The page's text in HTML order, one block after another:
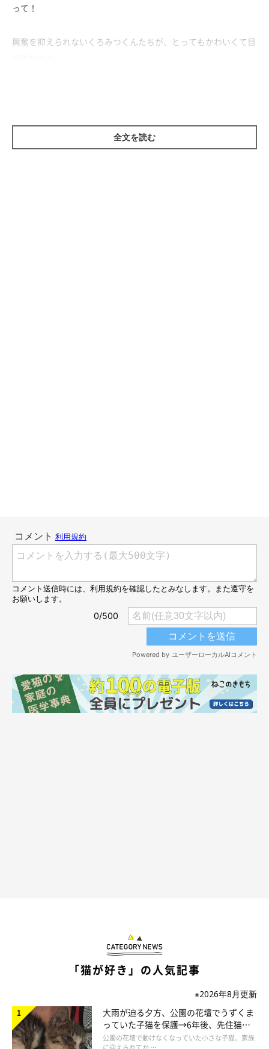
って！
興奮を抑えられないくろみつくんたちが、とってもかわいくて目
全文を読む
「猫が好き」の人気記事
※2026年8月更新
大雨が迫る夕方、公園の花壇でうずくま
っていた子猫を保護→6年後、先住猫
と“姉妹”のような関係に
公園の花壇で動けなくなっていた小さな子猫。家族